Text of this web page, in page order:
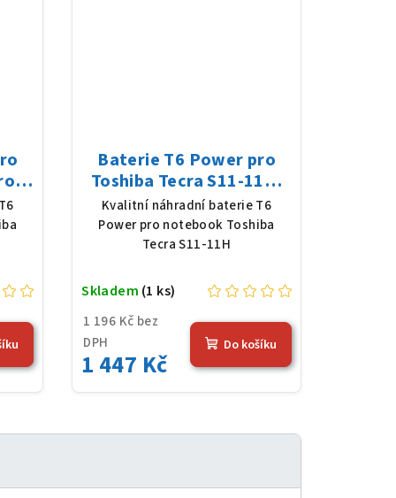
Baterie T6 Power pro
Toshiba Tecra S11-11H,
Li-Ion, 10,8 V, 5200 mAh
(56 Wh), černá
Kvalitní náhradní baterie T6
Power pro notebook Toshiba
Tecra S11-11H
1 196 Kč bez
DPH
1 447 Kč
Skladem (1 ks)
Do košíku